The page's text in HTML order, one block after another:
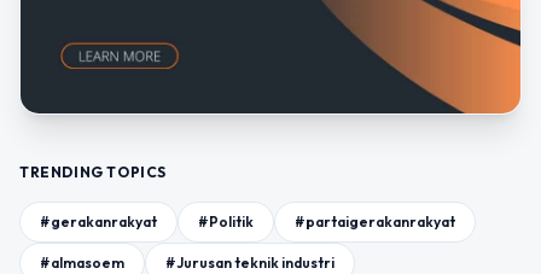
TRENDING TOPICS
#gerakanrakyat #Politik #partaigerakanrakyat
#almasoem #Jurusan teknik industri